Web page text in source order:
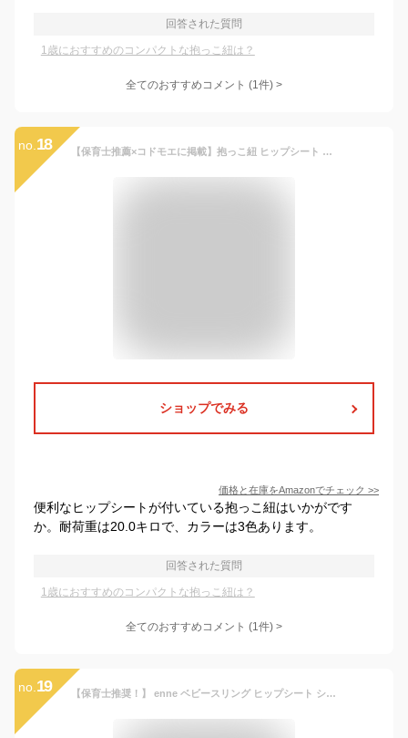
回答された質問
1歳におすすめのコンパクトな抱っこ紐は？
全てのおすすめコメント (1件) >
no. 18 【保育士推薦×コドモエに掲載】抱っこ紐 ヒップシート ショルダーバッグ スリング だっこひも 赤ちゃん 20kg 出産祝い 2WAY plaisiureux（プレジュール） (デニムグレー)
ショップでみる
価格と在庫をAmazonでチェック >>
便利なヒップシートが付いている抱っこ紐はいかがです
か。耐荷重は20.0キロで、カラーは3色あります。
回答された質問
1歳におすすめのコンパクトな抱っこ紐は？
全てのおすすめコメント (1件) >
no. 19 【保育士推奨！】 enne ベビースリング ヒップシート ショルダー 新生児 抱っこ紐 スリング コンパクト 折りたたみ 斜めがけ メッシュ 軽量 軽い 幼児 おしゃれ 出産祝い 春 夏 秋 冬 1歳 2歳 3歳 メール便